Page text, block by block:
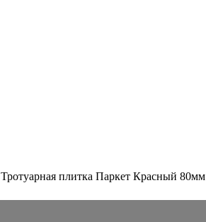
Тротуарная плитка Паркет Красный 80мм